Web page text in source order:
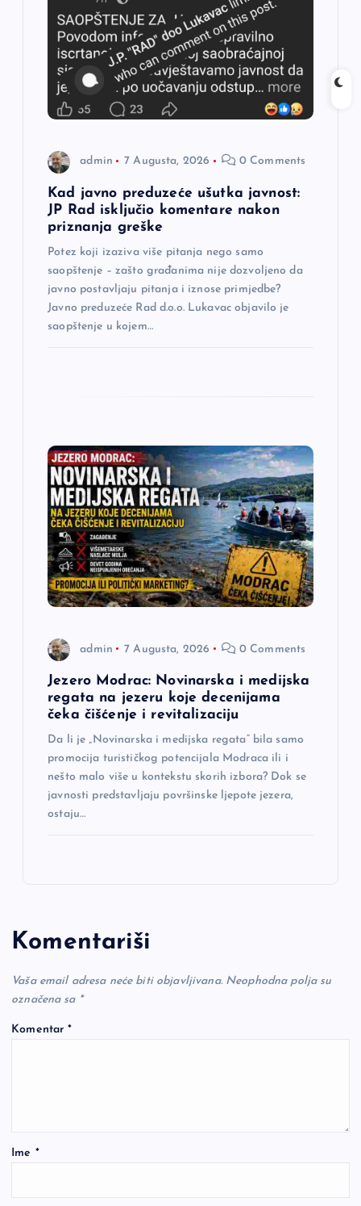
admin 7 Augusta, 2026 0 Comments
Kad javno preduzeće ušutka javnost:
JP Rad isključio komentare nakon
priznanja greške
Potez koji izaziva više pitanja nego samo
saopštenje – zašto građanima nije dozvoljeno da
javno postavljaju pitanja i iznose primjedbe?
Javno preduzeće Rad d.o.o. Lukavac objavilo je
saopštenje u kojem…
admin 7 Augusta, 2026 0 Comments
Jezero Modrac: Novinarska i medijska
regata na jezeru koje decenijama
čeka čišćenje i revitalizaciju
Da li je „Novinarska i medijska regata“ bila samo
promocija turističkog potencijala Modraca ili i
nešto malo više u kontekstu skorih izbora? Dok se
javnosti predstavljaju površinske ljepote jezera,
ostaju…
Komentariši
Vaša email adresa neće biti objavljivana. Neophodna polja su
označena sa *
Komentar*
Ime *